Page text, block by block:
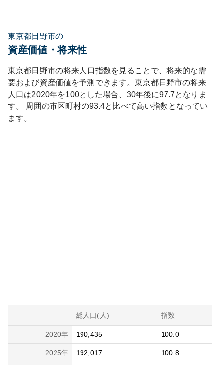
東京都日野市の
資産価値・将来性
東京都日野市の将来人口指数を見ることで、将来的な需
要および資産価値を予測できます。東京都日野市の将来
人口は2020年を100とした場合、30年後に97.7となりま
す。
周囲の市区町村の93.4と比べて高い指数となってい
ます。
総人口(人) 指数
2020年 190,435 100.0
2025年 192,017 100.8